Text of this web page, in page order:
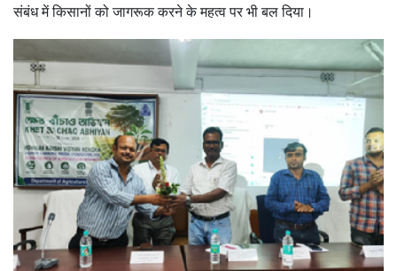
संबंध में किसानों को जागरूक करने के महत्व पर भी बल दिया।